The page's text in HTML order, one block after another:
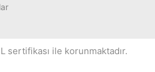
sertifikası ile korunmaktadır.